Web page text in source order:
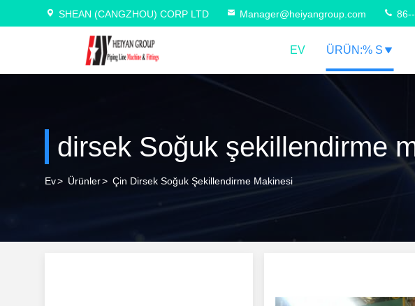
SHEAN (CANGZHOU) CORP LTD Manager@heiyangroup.com
EV ÜRÜN:% S
dirsek Soğuk şekillendirme
Ev> Ürünler> Çin Dirsek Soğuk Şekillendirme Makinesi